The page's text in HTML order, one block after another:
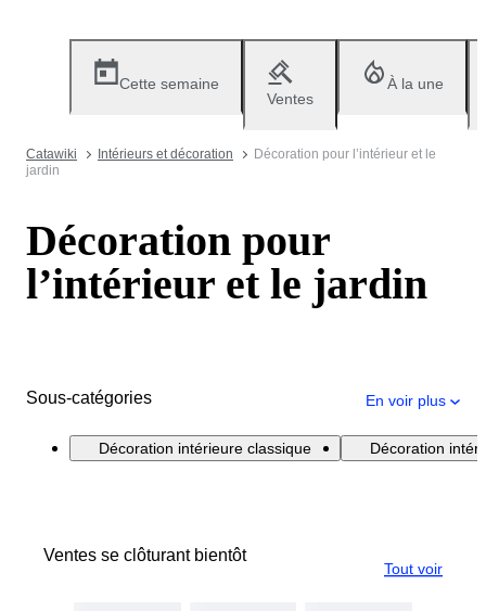
Cette semaine
Ventes
À la une
Catawiki Intérieurs et décoration
Décoration pour l’intérieur et le
jardin
Décoration pour
l’intérieur et le jardin
Sous-catégories En voir plus
Décoration intérieure classique Décoration
Ventes se clôturant bientôt
Tout voir